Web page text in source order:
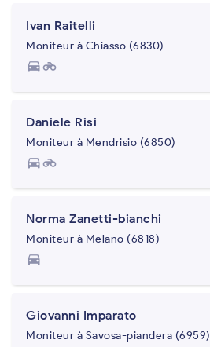
Ivan Raitelli
Moniteur à Chiasso (6830)
directions_carmotorcycle
Daniele Risi
Moniteur à Mendrisio (6850)
directions_carmotorcycle
Norma Zanetti-bianchi
Moniteur à Melano (6818)
directions_car
Giovanni Imparato
Moniteur à Savosa-piandera (6959)